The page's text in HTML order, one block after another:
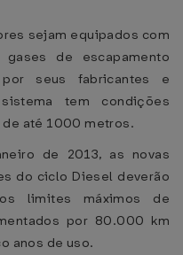
sejam equipados com
de escapamento
seus fabricantes e
tem condições
até 1000 metros.
de 2013, as novas
do ciclo Diesel deverão
limites máximos de
por 80.000 km
anos de uso.